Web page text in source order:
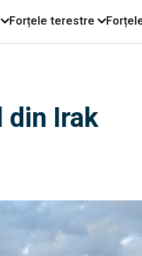
Forțele terestre
din Irak